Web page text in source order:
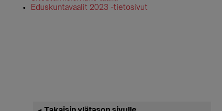
Eduskuntavaalit 2023 -tietosivut